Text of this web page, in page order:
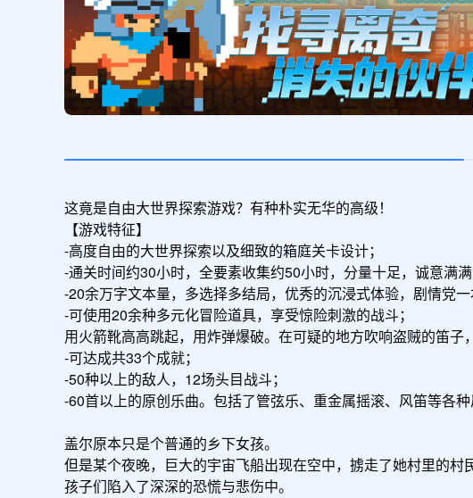
这竟是自由大世界探索游戏？有种朴实无华的高级！
【游戏特征】
-高度自由的大世界探索以及细致的箱庭关卡设计；
-通关时间约30小时，全要素收集约50小时，分量十足，诚意满满
-20余万字文本量，多选择多结局，优秀的沉浸式体验，剧情党一
-可使用20余种多元化冒险道具，享受惊险刺激的战斗；
用火箭靴高高跳起，用炸弹爆破。在可疑的地方吹响盗贼的笛
-可达成共33个成就；
-50种以上的敌人，12场头目战斗；
-60首以上的原创乐曲。包括了管弦乐、重金属摇滚、风笛等各种
盖尔原本只是个普通的乡下女孩。
但是某个夜晚，巨大的宇宙飞船出现在空中，掳走了她村里的村
孩子们陷入了深深的恐慌与悲伤中。